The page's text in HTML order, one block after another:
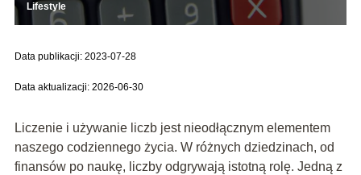
Lifestyle
Data publikacji: 2023-07-28
Data aktualizacji: 2026-06-30
Liczenie i używanie liczb jest nieodłącznym elementem
naszego codziennego życia. W różnych dziedzinach, od
finansów po naukę, liczby odgrywają istotną rolę. Jedną z